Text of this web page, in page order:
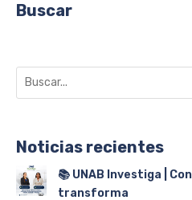
Buscar
Noticias recientes
📚 UNAB Investiga |
transforma